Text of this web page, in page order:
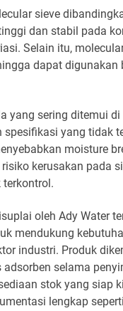
sieve
dan stabil pada
Selain itu,
dapat
yang sering ditemui
spesifikasi yang tidak
moisture
risiko kerusakan pada
terkontrol.
oleh Ady Water
mendukung
industri. Produk
selama
stok yang siap
lengkap